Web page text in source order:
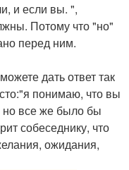
и если вы. ",
Потому что "но"
перед ним.
дать ответ так
понимаю, что вы
но все же было бы
собеседнику, что
ожидания,